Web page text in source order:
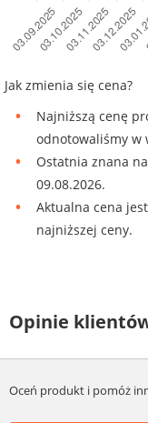
Jak zmienia się cena?
Najniższą cenę
odnotowaliśmy w
Ostatnia znana
09.08.2026.
Aktualna cena jest
najniższej ceny.
Opinie
Oceń produkt i pomóż